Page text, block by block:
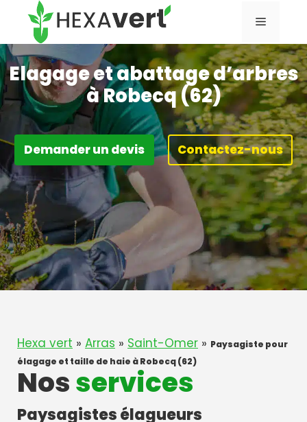
contenu
Menu
Elagage et abattage d’arbres
à Robecq (62)
Demander un devis Contactez-nous
Hexa vert » Arras » Saint-Omer » Paysagiste pour
élagage et taille de haie à Robecq (62)
Nosservices
Paysagistes élagueurs